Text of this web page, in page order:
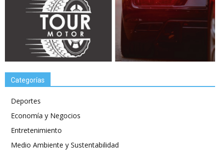
Categorías
Deportes
Economía y Negocios
Entretenimiento
Medio Ambiente y Sustentabilidad